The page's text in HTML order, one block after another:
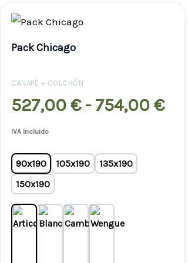
Pack Chicago
CANAPÉ + COLCHÓN
527,00€ - 754,00€
IVA Incluido
90x190 105x190
135x190
150x190